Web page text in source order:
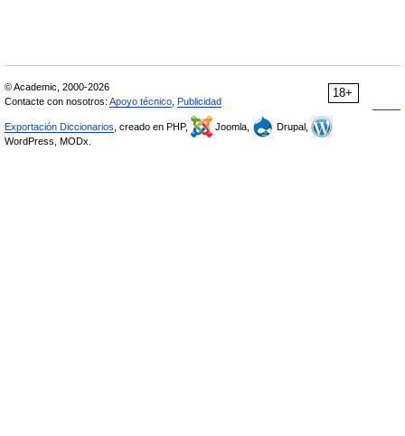
18+
© Academic, 2000-2026
Contacte con nosotros: Apoyo técnico Publicidad
Exportación Diccionarios , creado en PHP, Joomla,
Drupal,
WordPress, MODx.